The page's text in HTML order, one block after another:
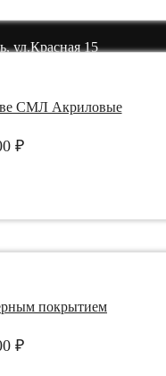
ул.Красная 15
СМЛ Акриловые
₽
покрытием
₽